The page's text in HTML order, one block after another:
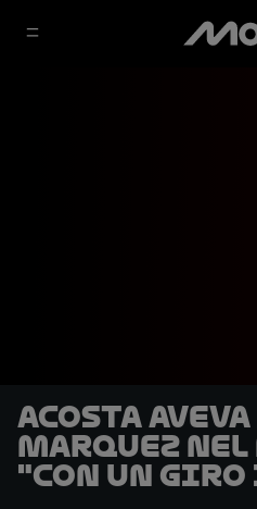
Acosta
Marquez
"Con un giro